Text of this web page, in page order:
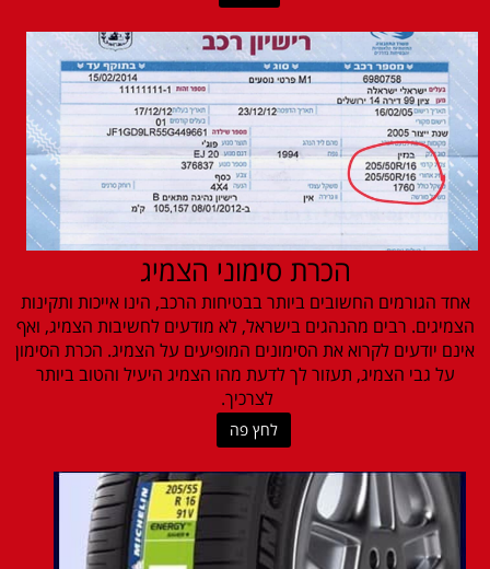
הכרת סימוני הצמיג
אחד הגורמים החשובים ביותר בבטיחות הרכב, הינו אייכות ותקינות
הצמיגים. רבים מהנהגים בישראל, לא מודעים לחשיבות הצמיג, ואף
אינם יודעים לקרוא את הסימונים המופיעים על הצמיג. הכרת הסימון
על גבי הצמיג, תעזור לך לדעת מהו הצמיג היעיל והטוב ביותר
לצרכיך.
לחץ פה